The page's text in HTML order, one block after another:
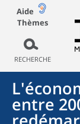
Aide
Thèmes
RECHERCHE
entre